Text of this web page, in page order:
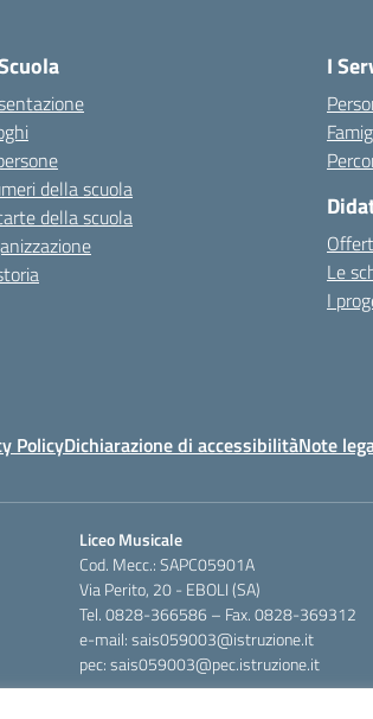
della scuola
della scuola
I
Le
I
PolicyDichiarazione di accessibilitàNote
Liceo Musicale
Cod. Mecc.: SAPC05901A
Via Perito, 20 - EBOLI (SA)
Tel. 0828-366586 – Fax. 0828-369312
e-mail: sais059003@istruzione.it
pec: sais059003@pec.istruzione.it